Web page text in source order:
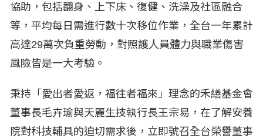
協助，包括翻身、上下床、復健、洗澡及社區融合
等，平均每日需進行數十次移位作業，全台一年累計
高達29萬次負重勞動，對照護人員體力與職業傷害
風險皆是一大考驗。
秉持「愛出者愛返，福往者福來」理念的禾繕基金會
董事長毛卉瑜與天麗生技執行長王宗易，在了解安養
院對科技輔具的迫切需求後，立即號召全台榮譽董事